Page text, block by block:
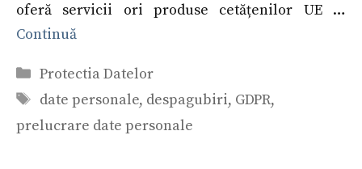
oferă servicii ori produse cetățenilor UE …
Continuă
Categorii
Protectia Datelor
Etichete
date personale, despagubiri, GDPR,
prelucrare date personale